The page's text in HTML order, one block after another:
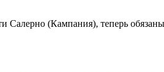
(Кампания), теперь